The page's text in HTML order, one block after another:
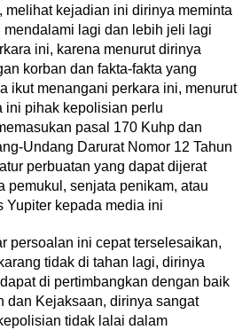
melihat kejadian ini dirinya meminta
lagi dan lebih jeli lagi
ini, karena menurut dirinya
korban dan fakta-fakta yang
ikut menangani perkara ini, menurut
ini pihak kepolisian perlu
pasal 170 Kuhp dan
Undang Darurat Nomor 12 Tahun
perbuatan yang dapat dijerat
pemukul, senjata penikam, atau
Yupiter kepada media ini
persoalan ini cepat terselesaikan,
tidak di tahan lagi, dirinya
di pertimbangkan dengan baik
dan Kejaksaan, dirinya sangat
tidak lalai dalam